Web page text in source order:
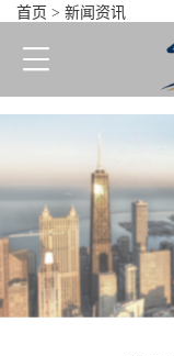
首页 > 新闻资讯
润枫领尚